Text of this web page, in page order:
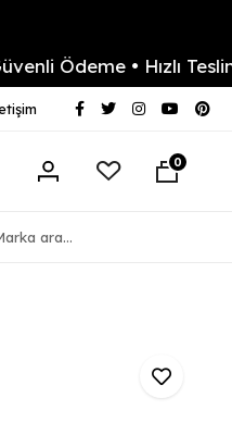
Ödeme • Hızlı Teslimat
0